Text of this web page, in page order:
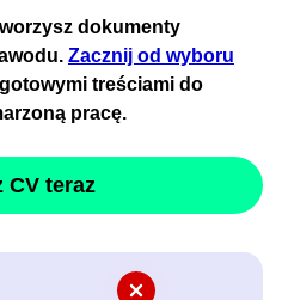
dokumenty
Zacznij od wyboru
treściami do
pracę.
CV teraz